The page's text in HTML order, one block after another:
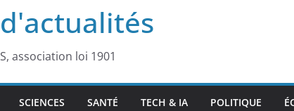
association loi 1901
SCIENCES SANTÉ TECH & IA POLITIQUE